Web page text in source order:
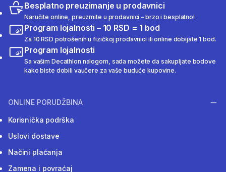
Besplatno preuzimanje u prodavnici
Naručite online, preuzmite u prodavnici – brzo i besplatno!
Program lojalnosti – 10 RSD = 1 bod
Za 10 RSD potrošenih u fizičkoj prodavnici ili online dobijate 1 bod.
Program lojalnosti
Sa vašim Decathlon nalogom, sada možete da sakupljate bodove
kako biste dobili vaučere za vaše buduće kupovine.
ONLINE PORUDŽBINA
Korisnička podrška
Uslovi dostave
Načini plaćanja
Zamena i povraćaj